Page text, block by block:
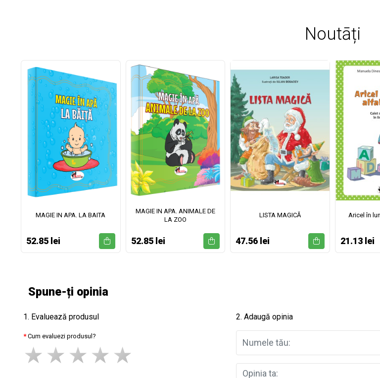
Noutāți
MAGIE IN APA. LA BAITA
52.85 lei
MAGIE IN APA. ANIMALE DE
LA ZOO
52.85 lei
LISTA MAGICĂ
47.56 lei
Aricel în
21.13 lei
Spune-ți opinia
1. Evaluează produsul
Cum evaluezi produsul?
2. Adaugă opinia